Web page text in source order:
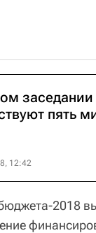
заседании
пять
12:42
2018